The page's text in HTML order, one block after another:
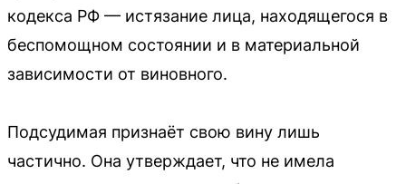
кодекса РФ — истязание лица, находящегося в
беспомощном состоянии и в материальной
зависимости от виновного.
Подсудимая признаёт свою вину лишь
частично. Она утверждает, что не имела